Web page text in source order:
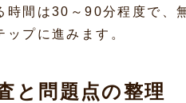
時間は30～90分程度で、
ップに進みます。
と問題点の整理